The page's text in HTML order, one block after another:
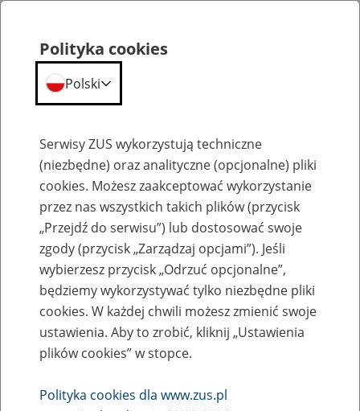
Przepraszamy,
podana strona nie została znaleziona.
Błąd 404
Przejdź do strony głównej
Polityka cookies
Polski
Serwisy ZUS wykorzystują techniczne
(niezbędne) oraz analityczne (opcjonalne) pliki
cookies. Możesz zaakceptować wykorzystanie
przez nas wszystkich takich plików (przycisk
„Przejdź do serwisu”) lub dostosować swoje
zgody (przycisk „Zarządzaj opcjami”). Jeśli
wybierzesz przycisk „Odrzuć opcjonalne”,
będziemy wykorzystywać tylko niezbędne pliki
cookies. W każdej chwili możesz zmienić swoje
ustawienia. Aby to zrobić, kliknij „Ustawienia
plików cookies” w stopce.
Polityka cookies dla www.zus.pl